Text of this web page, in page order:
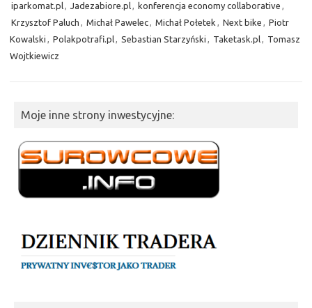
iparkomat.pl, Jadezabiore.pl, konferencja economy collaborative ,
Krzysztof Paluch , Michał Pawelec, Michał Połetek , Next bike , Piotr
Kowalski , Polakpotrafi.pl, Sebastian Starzyński , Taketask.pl, Tomasz
Wojtkiewicz
Moje inne strony inwestycyjne: